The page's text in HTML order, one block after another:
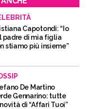
Capotondi: “Io
padre di mia figlia
stiamo più insieme”
De Martino
Gennarino: tutte
di “Affari Tuoi”